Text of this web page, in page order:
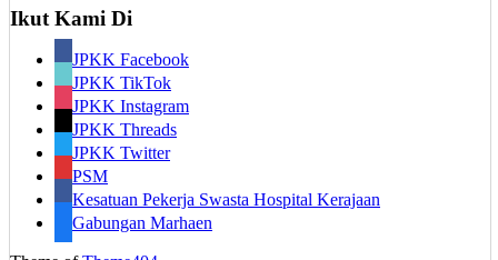
Ikut Kami Di
JPKK Facebook
JPKK TikTok
JPKK Instagram
JPKK Threads
JPKK Twitter
PSM
Kesatuan Pekerja Swasta Hospital Kerajaan
Gabungan Marhaen